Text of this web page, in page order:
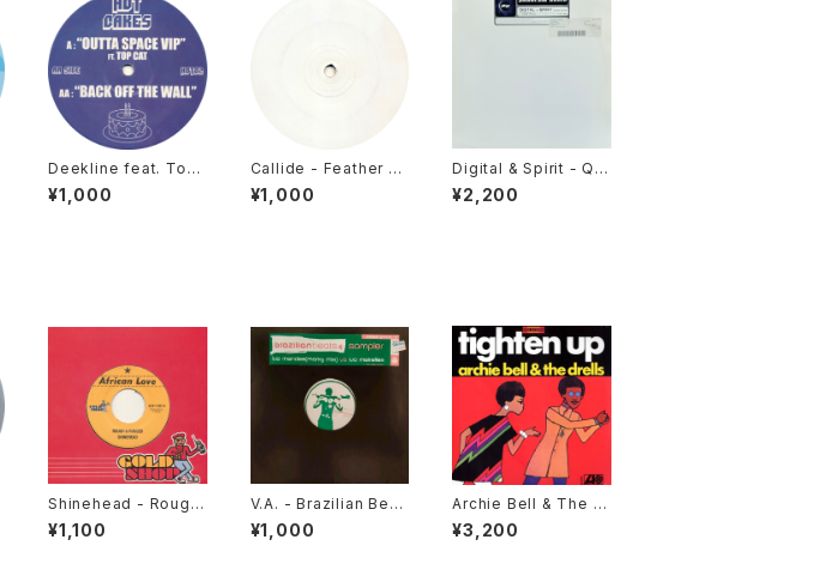
Deekline feat. Top
Cat / Nick Thayer -
Outta Space VIP / B
¥1,000
Callide - Feather D
uster / Mooshoo [D
eadly Records / 20
¥1,000
Digital & Spirit - Qui
ckdraw / Three In O
ne [Phantom Audio
¥2,200
Shinehead - Rough
& Rugged [African L
ove / 2010 Reissue
¥1,100
V.A. - Brazilian Beat
s 4 Sampler [Mr Bo
ngo / 2003]
¥1,000
Archie Bell & The Dr
ells - Tighten Up [A
tlantic / 2002 Reiss
¥3,200